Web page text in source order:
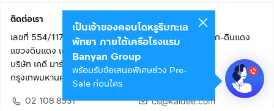
ติดต่อเรา
เลขที่ 554/117 อาคารสกายไนน์ เซ็นเตอร์ ชั้น 22 ถนนอโศก-ดินแดง
แขวงดินแดง เขตดินแดง
บริษัท เคดี มาร์เก็ตเพลส จำกัด (สำนักงานใหญ่)
กรุงเทพมหานคร 10400
02 108 8531
cs@kaidee.com
เป็นเจ้าของคอนโดหรูริมทะเล
พัทยา ภายใต้เครือโรงแรม
Banyan Group
พร้อมรับข้อเสนอพิเศษช่วง Pre-
Sale ก่อนใคร